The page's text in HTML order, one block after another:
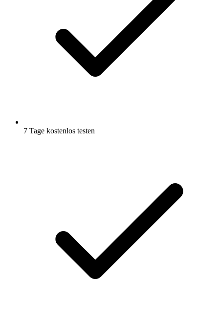
7 Tage kostenlos testen